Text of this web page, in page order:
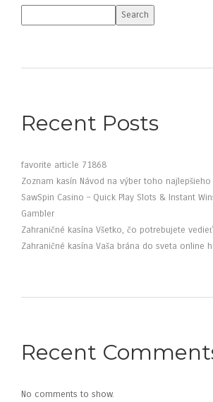
Search
Recent Posts
favorite article 71868
Zoznam kasín Návod na výber toho
SawSpin Casino – Quick Play Slots & Instant
Gambler
Zahraničné kasína Všetko, čo potrebujete
Zahraničné kasína Vaša brána do sveta online
Recent
No comments to show.